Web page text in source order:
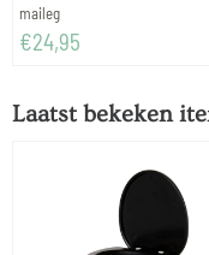
Merk:
maileg
Prijs: 24,95
€24,95
Laatst bekeken